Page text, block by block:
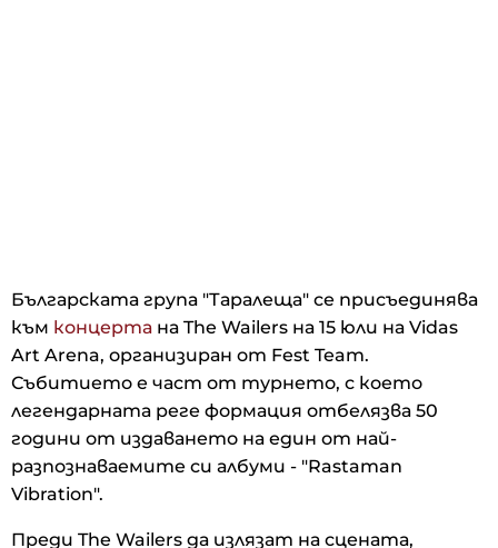
Българската група "Таралеща" се присъединява
към концерта на The Wailers на 15 юли на Vidas
Art Arena, организиран от Fest Team.
Събитието е част от турнето, с което
легендарната реге формация отбелязва 50
години от издаването на един от най-
разпознаваемите си албуми - "Rastaman
Vibration".
Преди The Wailers да излязат на сцената,